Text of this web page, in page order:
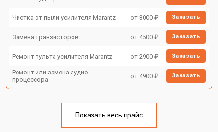
Чистка от пыли усилителя Marantz от 3000 ₽ Заказать
Замена транзисторов от 4500 ₽ Заказать
Ремонт пульта усилителя Marantz от 2900 ₽ Заказать
Ремонт или замена аудио
процессора
от 4900 ₽ Заказать
Показать весь прайс